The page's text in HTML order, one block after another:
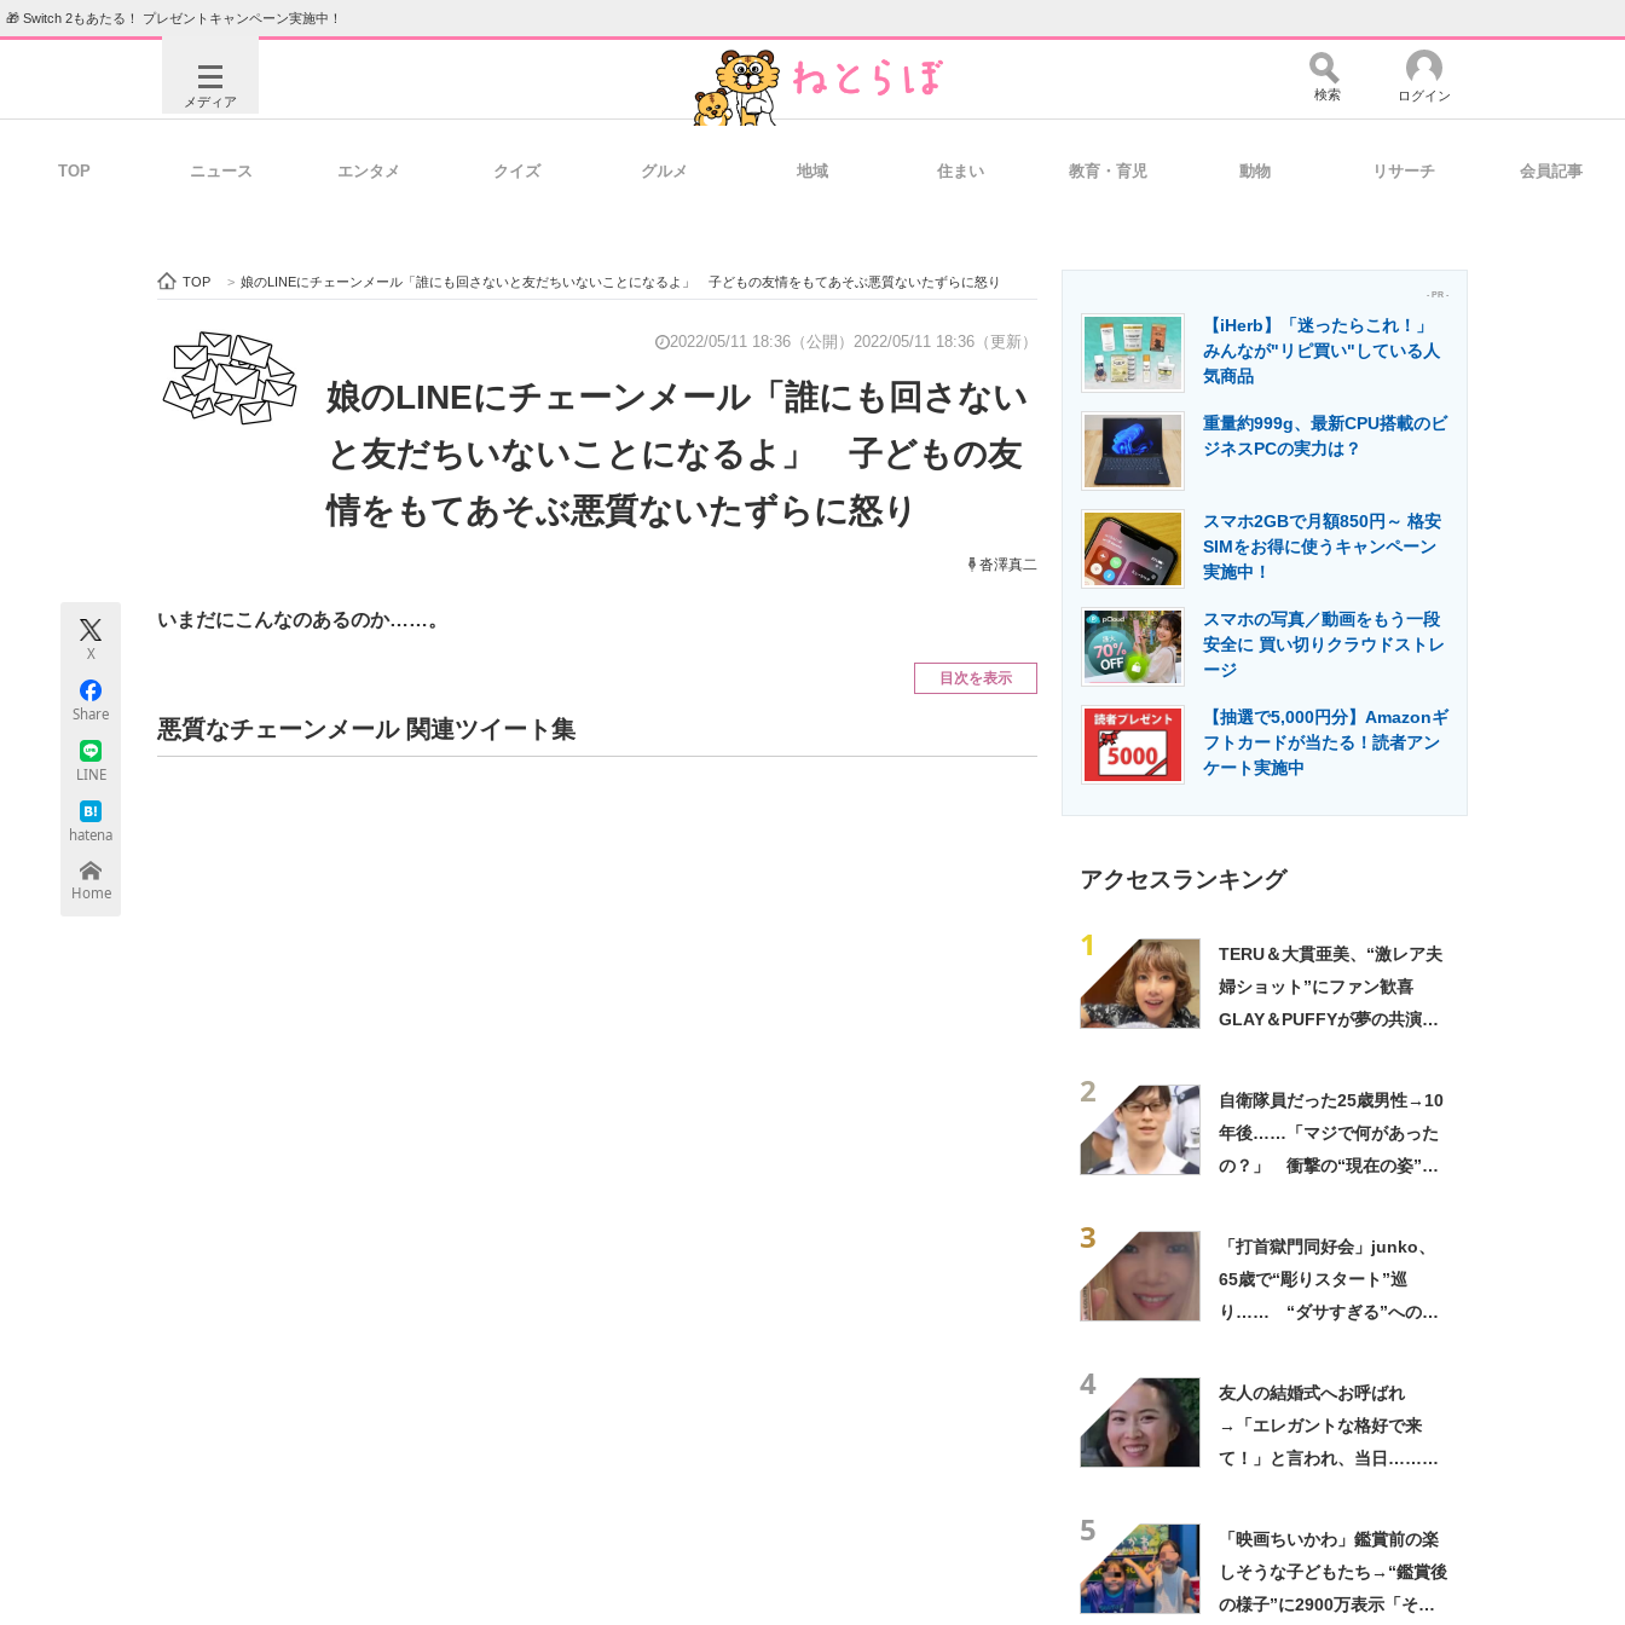
🎁 Switch 2もあたる！ プレゼントキャンペーン実施中！
メディア
経営リーダーのコミュニティ マーケ×ITの今がよく分かる
ITエンジニア向け専門サイト 企業向けIT製品の総合サイト IT製品の技術・比較・事例 製造業のIT導入・活用を支援
エネルギーの専門メディア 建設×テクノロジーの最前線
検索 ログイン
TOP ニュース エンタメ クイズ グルメ 地域 住まい 教育・育児 動物 リサーチ 会員記事
TOP > 娘のLINEにチェーンメール「誰にも回さないと友だちいないことになるよ」 子どもの友情をもてあそぶ悪質ないたずらに怒り
2022/05/11 18:36（公開） 2022/05/11 18:36（更新）
娘のLINEにチェーンメール「誰にも回さない
と友だちいないことになるよ」 子どもの友
情をもてあそぶ悪質ないたずらに怒り
沓澤真二
X
Share
LINE
hatena
Home
いまだにこんなのあるのか……。
目次を表示
悪質なチェーンメール 関連ツイート集
- PR -
【iHerb】「迷ったらこれ！」
みんなが"リピ買い"している人
気商品
重量約999g、最新CPU搭載のビ
ジネスPCの実力は？
スマホ2GBで月額850円～ 格安
SIMをお得に使うキャンペーン
実施中！
スマホの写真／動画をもう一段
安全に 買い切りクラウドストレ
ージ
【抽選で5,000円分】Amazonギ
フトカードが当たる！読者アン
ケート実施中
アクセスランキング
1
TERU＆大貫亜美、“激レア夫
婦ショット”にファン歓喜
GLAY＆PUFFYが夢の共演
2
自衛隊員だった25歳男性→10
年後……「マジで何があった
の？」 衝撃の“現在の姿”が
3
「打首獄門同好会」junko、
65歳で“彫りスタート”巡
り…… “ダサすぎる”への持
4
友人の結婚式へお呼ばれ
→「エレガントな格好で来
て！」と言われ、当日……ま
5
「映画ちいかわ」鑑賞前の楽
しそうな子どもたち→“鑑賞後
の様子”に2900万表示「そう